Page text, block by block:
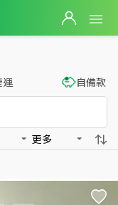
物件出售、房價分析
運 自備款
更多